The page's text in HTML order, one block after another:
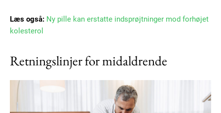
Læs også: Ny pille kan erstatte indsprøjtninger mod forhøjet
kolesterol
Retningslinjer for midaldrende